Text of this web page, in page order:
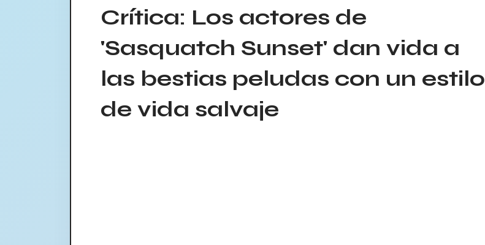
Crítica: Los actores de
'Sasquatch Sunset' dan vida a
las bestias peludas con un estilo
de vida salvaje